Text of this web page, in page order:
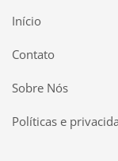
Início
Contato
Sobre Nós
Políticas e